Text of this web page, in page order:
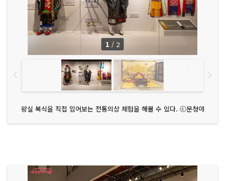
왕실 복식을 직접 입어보는 전통의상 체험을 해볼 수 있다. ⓒ문청야
1 / 2